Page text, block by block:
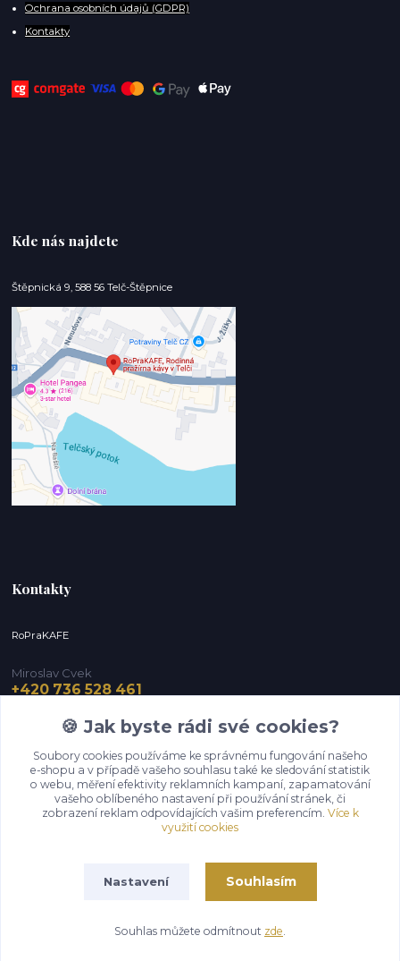
Ochrana osobních údajů (GDPR)
Kontakty
Kde nás najdete
Štěpnická 9, 588 56 Telč-Štěpnice
Kontakty
RoPraKAFE
Miroslav Cvek
+420 736 528 461
Upravit sběr cookies.
Vytvořeno na Eshop-rychle.cz
🍪 Jak byste rádi své cookies?
Soubory cookies používáme ke správnému fungování našeho
e-shopu a v případě vašeho souhlasu také ke sledování statistik
o webu, měření efektivity reklamních kampaní, zapamatování
vašeho oblíbeného nastavení při používání stránek, či
zobrazení reklam odpovídajících vašim preferencím. Více k
využití cookies
Nastavení Souhlasím
Souhlas můžete odmítnout zde